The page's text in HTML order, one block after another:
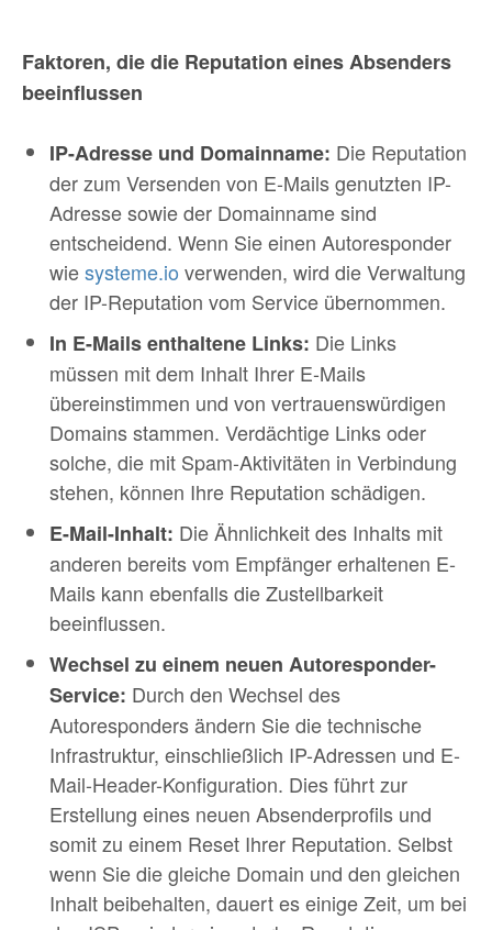
Faktoren, die die Reputation eines Absenders
beeinflussen
IP-Adresse und Domainname: Die Reputation
der zum Versenden von E-Mails genutzten IP-
Adresse sowie der Domainname sind
entscheidend. Wenn Sie einen Autoresponder
wiesysteme.io verwenden, wird die Verwaltung
der IP-Reputation vom Service übernommen.
In E-Mails enthaltene Links: Die Links
müssen mit dem Inhalt Ihrer E-Mails
übereinstimmen und von vertrauenswürdigen
Domains stammen. Verdächtige Links oder
solche, die mit Spam-Aktivitäten in Verbindung
stehen, können Ihre Reputation schädigen.
E-Mail-Inhalt: Die Ähnlichkeit des Inhalts mit
anderen bereits vom Empfänger erhaltenen E-
Mails kann ebenfalls die Zustellbarkeit
beeinflussen.
Wechsel zu einem neuen Autoresponder-
Service: Durch den Wechsel des
Autoresponders ändern Sie die technische
Infrastruktur, einschließlich IP-Adressen und E-
Mail-Header-Konfiguration. Dies führt zur
Erstellung eines neuen Absenderprofils und
somit zu einem Reset Ihrer Reputation. Selbst
wenn Sie die gleiche Domain und den gleichen
Inhalt beibehalten, dauert es einige Zeit, um bei